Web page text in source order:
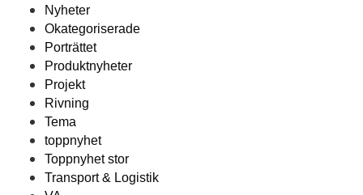
Nyheter
Okategoriserade
Porträttet
Produktnyheter
Projekt
Rivning
Tema
toppnyhet
Toppnyhet stor
Transport & Logistik